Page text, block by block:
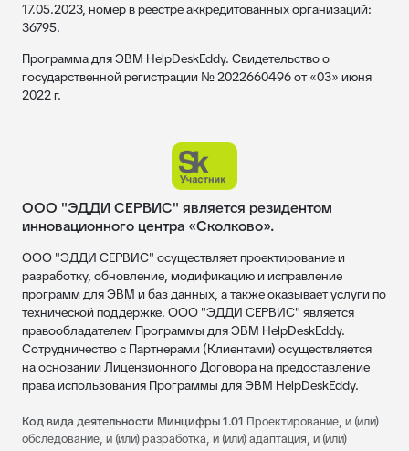
17.05.2023, номер в реестре аккредитованных организаций:
36795.
Программа для ЭВМ HelpDeskEddy. Свидетельство о
государственной регистрации № 2022660496 от «03» июня
2022 г.
ООО "ЭДДИ СЕРВИС" является резидентом
инновационного центра «Сколково».
ООО "ЭДДИ СЕРВИС" осуществляет проектирование и
разработку, обновление, модификацию и исправление
программ для ЭВМ и баз данных, а также оказывает услуги по
технической поддержке. ООО "ЭДДИ СЕРВИС" является
правообладателем Программы для ЭВМ HelpDeskEddy.
Сотрудничество с Партнерами (Клиентами) осуществляется
на основании Лицензионного Договора на предоставление
права использования Программы для ЭВМ HelpDeskEddy.
Код вида деятельности Минцифры 1.01 Проектирование, и (или)
обследование, и (или) разработка, и (или) адаптация, и (или)